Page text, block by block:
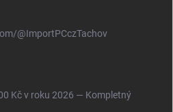
@ImportPCczTachov
Kč v roku 2026 — Kompletný